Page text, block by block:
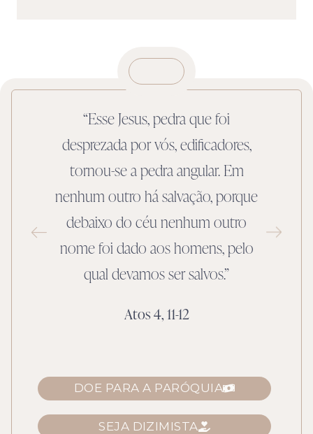
“Esse Jesus, pedra que foi
desprezada por vós, edificadores,
tornou-se a pedra angular. Em
nenhum outro há salvação, porque
debaixo do céu nenhum outro
nome foi dado aos homens, pelo
qual devamos ser salvos.”
Atos 4, 11-12
DOE PARA A PARÓQUIA
SEJA DIZIMISTA